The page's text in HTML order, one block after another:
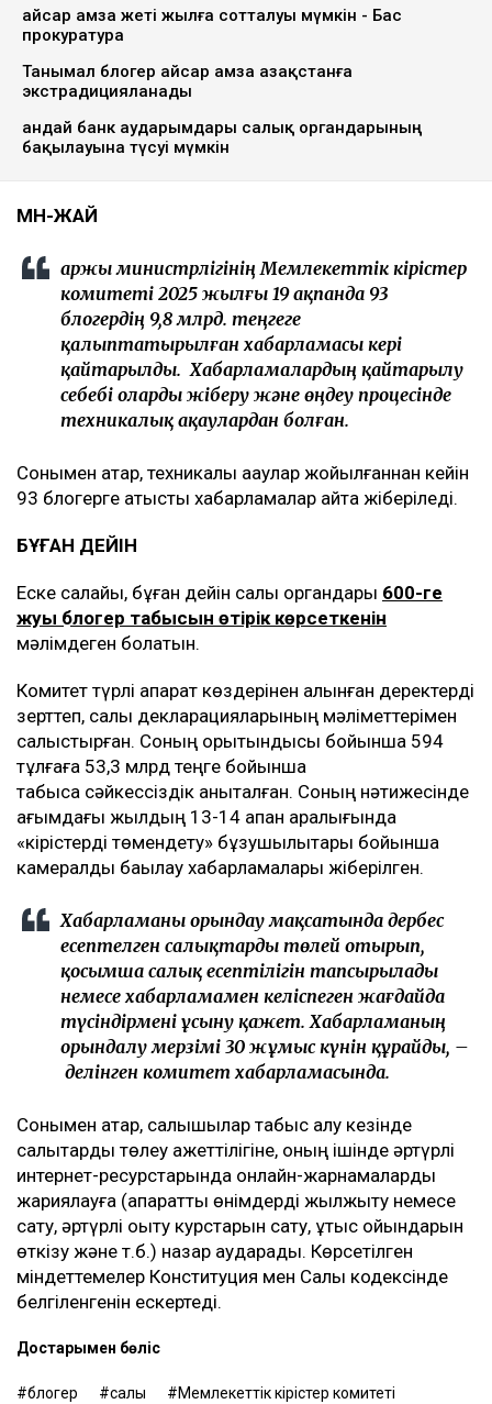
Қайсар Қамза жеті жылға сотталуы мүмкін - Бас
прокуратура
Танымал блогер Қайсар Қамза Қазақстанға
экстрадицияланады
Қандай банк аударымдары салық органдарының
бақылауына түсуі мүмкін
МӘН-ЖАЙ
Қаржы министрлігінің Мемлекеттік кірістер
комитеті 2025 жылғы 19 ақпанда 93
блогердің 9,8 млрд. теңгеге
қалыптатырылған хабарламасы кері
қайтарылды. Хабарламалардың қайтарылу
себебі оларды жіберу және өңдеу процесінде
техникалық ақаулардан болған.
Сонымен қатар, техникалық ақаулар жойылғаннан кейін
93 блогерге қатысты хабарламалар қайта жіберіледі.
БҰҒАН ДЕЙІН
Еске салайық, бұған дейін салық органдары 600-ге
жуық блогер табысын өтірік көрсеткенін
мәлімдеген болатын.
Комитет түрлі ақпарат көздерінен алынған деректерді
зерттеп, салық декларацияларының мәліметтерімен
салыстырған. Соның қорытындысы бойынша 594
тұлғаға 53,3 млрд теңге бойынша
табысқа сәйкессіздік анықталған. Соның нәтижесінде
ағымдағы жылдың 13-14 ақпан аралығында
«кірістерді төмендету» бұзушылықтары бойынша
камералдық бақылау хабарламалары жіберілген.
Хабарламаны орындау мақсатында дербес
есептелген салықтарды төлей отырып,
қосымша салық есептілігін тапсырылады
немесе хабарламамен келіспеген жағдайда
түсіндірмені ұсыну қажет. Хабарламаның
орындалу мерзімі 30 жұмыс күнін құрайды, –
делінген комитет хабарламасында.
Сонымен қатар, салықшылар табыс алу кезінде
салықтарды төлеу қажеттілігіне, оның ішінде әртүрлі
интернет-ресурстарында онлайн-жарнамаларды
жариялауға (ақпараттық өнімдерді жылжыту немесе
сату, әртүрлі оқыту курстарын сату, ұтыс ойындарын
өткізу және т.б.) назар аударады. Көрсетілген
міндеттемелер Конституция мен Салық кодексінде
белгіленгенін ескертеді.
Достарыңмен бөліс
блогер салық Мемлекеттік кірістер комитеті